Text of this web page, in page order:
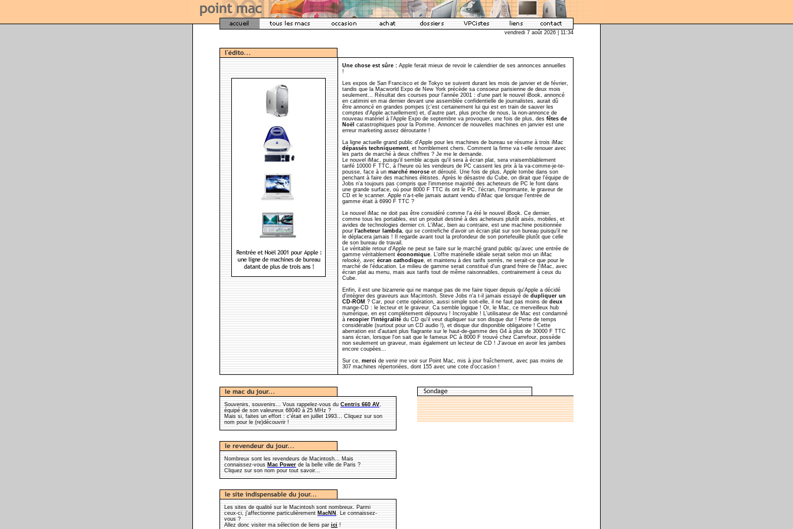
vendredi 7 août 2026 | 11:34
Une chose est sûre : Apple ferait mieux de revoir le calendrier de ses annonces annuelles
!
Les expos de San Francisco et de Tokyo se suivent durant les mois de janvier et de février,
tandis que la Macworld Expo de New York précède sa consoeur parisienne de deux mois
seulement... Résultat des courses pour l'année 2001 : d'une part le nouvel iBook, annoncé
en catimini en mai dernier devant une assemblée confidentielle de journalistes, aurait dû
être annoncé en grandes pompes (c'est certainement lui qui est en train de sauver les
comptes d'Apple actuellement) et, d'autre part, plus proche de nous, la non-annonce de
nouveau matériel à l'Apple Expo de septembre va provoquer, une fois de plus, des fêtes de
Noël catastrophiques pour la Pomme. Annoncer de nouvelles machines en janvier est une
erreur marketing assez déroutante !
La ligne actuelle grand public d'Apple pour les machines de bureau se résume à trois iMac
dépassés techniquement, et horriblement chers. Comment la firme va t-elle renouer avec
les parts de marché à deux chiffres ? Je me le demande.
Le nouvel iMac, puisqu'il semble acquis qu'il sera à écran plat, sera vraisemblablement
tarifé 10000 F TTC, à l'heure où les vendeurs de PC cassent les prix à la va-comme-je-te-
pousse, face à un marché morose et dérouté. Une fois de plus, Apple tombe dans son
penchant à faire des machines élitistes. Après le désastre du Cube, on dirait que l'équipe de
Jobs n'a toujours pas compris que l'immense majorité des acheteurs de PC le font dans
une grande surface, où pour 8000 F TTC ils ont le PC, l'écran, l'imprimante, le graveur de
CD et le scanner. Apple n'a-t-elle jamais autant vendu d'iMac que lorsque l'entrée de
gamme était à 6990 F TTC ?
Le nouvel iMac ne doit pas être considéré comme l'a été le nouvel iBook. Ce dernier,
comme tous les portables, est un produit destiné à des acheteurs plutôt aisés, mobiles, et
avides de technologies dernier cri. L'iMac, bien au contraire, est une machine positionnée
pour l'acheteur lambda, qui se contrefiche d'avoir un écran plat sur son bureau puisqu'il ne
le déplacera jamais ! Il regarde avant tout la profondeur de son portefeuille plutôt que celle
de son bureau de travail.
Le véritable retour d'Apple ne peut se faire sur le marché grand public qu'avec une entrée de
gamme véritablement économique. L'offre matérielle idéale serait selon moi un iMac
relooké, avec écran cathodique, et maintenu à des tarifs serrés, ne serait-ce que pour le
marché de l'éducation. Le milieu de gamme serait constitué d'un grand frère de l'iMac, avec
écran plat au menu, mais aux tarifs tout de même raisonnables, contrairement à ceux du
Cube.
Enfin, il est une bizarrerie qui ne manque pas de me faire tiquer depuis qu'Apple a décidé
d'intégrer des graveurs aux Macintosh. Steve Jobs n'a t-il jamais essayé de dupliquer un
CD-ROM ? Car, pour cette opération, aussi simple soit-elle, il ne faut pas moins de deux
mange-CD : le lecteur et le graveur. Ca semble logique ! Or, le Mac, ce merveilleux hub
numérique, en est complètement dépourvu ! Incroyable ! L'utilisateur de Mac est condamné
à recopier l'intégralité du CD qu'il veut dupliquer sur son disque dur ! Perte de temps
considérable (surtout pour un CD audio !), et disque dur disponible obligatoire ! Cette
aberration est d'autant plus flagrante sur le haut-de-gamme des G4 à plus de 30000 F TTC
sans écran, lorsque l'on sait que le fameux PC à 8000 F trouvé chez Carrefour, possède
non seulement un graveur, mais également un lecteur de CD ! J'avoue en avoir les jambes
encore coupées...
Sur ce, merci de venir me voir sur Point Mac, mis à jour fraîchement, avec pas moins de
307 machines répertoriées, dont 155 avec une cote d'occasion !
Souvenirs, souvenirs... Vous rappelez-vous du Centris 660 AV,
équipé de son valeureux 68040 à 25 MHz ?
Mais si, faites un effort : c'était en juillet 1993... Cliquez sur son
nom pour le (re)découvrir !
Nombreux sont les revendeurs de Macintosh... Mais
connaissez-vous Mac Power de la belle ville de Paris ?
Cliquez sur son nom pour tout savoir...
Les sites de qualité sur le Macintosh sont nombreux. Parmi
ceux-ci, j'affectionne particulièrement MacNN . Le connaissez-
vous ?
Allez donc visiter ma sélection de liens par ici !